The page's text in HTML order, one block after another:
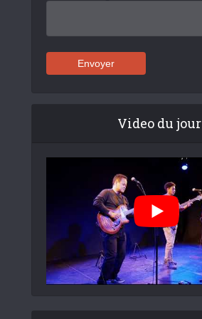
Video du jour